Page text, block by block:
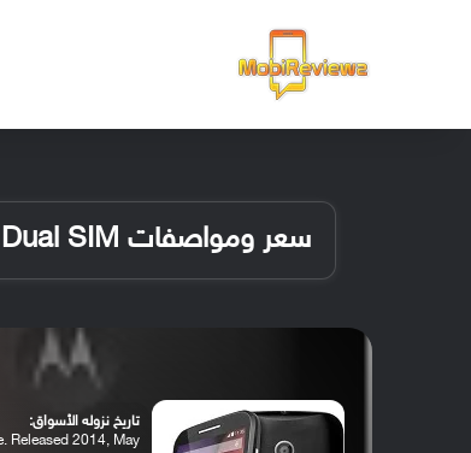
سعر ومواصفات Motorola Moto E Dual SIM
تاريخ نزوله الأسواق:
Released 2014, May